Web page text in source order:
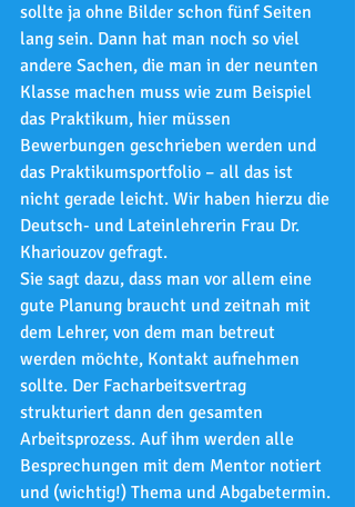
sollte ja ohne Bilder schon fünf Seiten
lang sein. Dann hat man noch so viel
andere Sachen, die man in der neunten
Klasse machen muss wie zum Beispiel
das Praktikum, hier müssen
Bewerbungen geschrieben werden und
das Praktikumsportfolio – all das ist
nicht gerade leicht. Wir haben hierzu die
Deutsch- und Lateinlehrerin Frau Dr.
Khariouzov gefragt.
Sie sagt dazu, dass man vor allem eine
gute Planung braucht und zeitnah mit
dem Lehrer, von dem man betreut
werden möchte, Kontakt aufnehmen
sollte. Der Facharbeitsvertrag
strukturiert dann den gesamten
Arbeitsprozess. Auf ihm werden alle
Besprechungen mit dem Mentor notiert
und (wichtig!) Thema und Abgabetermin.